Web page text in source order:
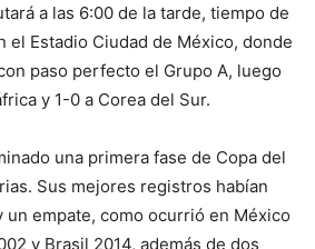
a las 6:00 de la tarde, tiempo de
el Estadio Ciudad de México, donde
paso perfecto el Grupo A, luego
y 1-0 a Corea del Sur.
una primera fase de Copa del
Sus mejores registros habían
empate, como ocurrió en México
y Brasil 2014, además de dos